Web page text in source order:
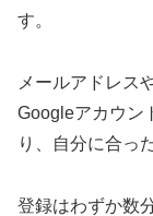
す。
メールアドレス
Googleアカウン
り、自分に合っ
登録はわずか数